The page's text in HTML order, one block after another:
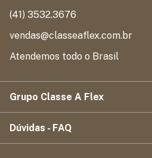
(41) 3532.3676
vendas@classeaflex.com.br
Atendemos todo o Brasil
Grupo Classe A Flex
Dúvidas - FAQ